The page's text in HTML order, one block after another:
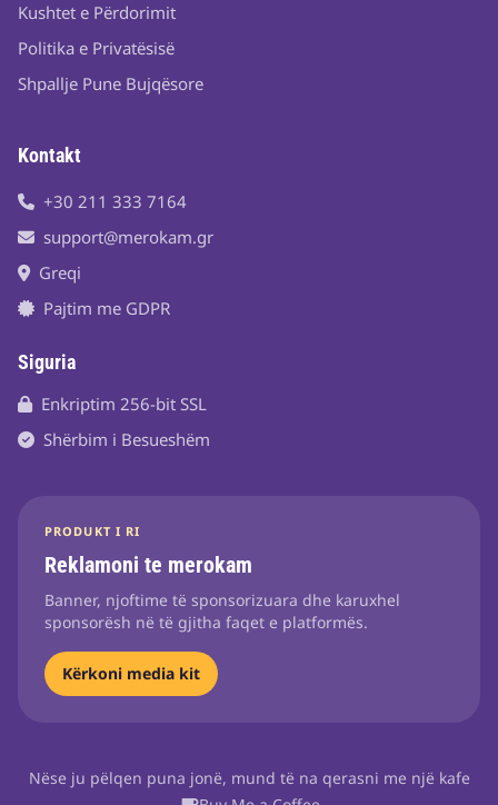
Kushtet e Përdorimit
Politika e Privatësisë
Shpallje Pune Bujqësore
Kontakt
+30 211 333 7164
support@merokam.gr
Greqi
Pajtim me GDPR
Siguria
Enkriptim 256-bit SSL
Shërbim i Besueshëm
PRODUKT I RI
Reklamoni te merokam
Banner, njoftime të sponsorizuara dhe karuxhel
sponsorësh në të gjitha faqet e platformës.
Kërkoni media kit
Nëse ju pëlqen puna jonë, mund të na qerasni me një kafe